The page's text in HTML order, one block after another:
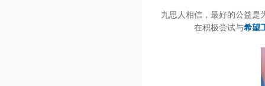
九思人相信，最好的公益是
在积极尝试与希望